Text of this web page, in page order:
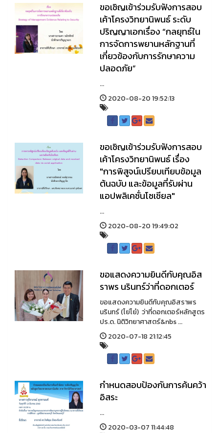
ขอเชิญเข้าร่วมรับฟังการสอบ
เค้าโครงวิทยานิพนธ์ ระดับ
ปริญญาเอกเรื่อง “กลยุทธ์ใน
การจัดการพยานหลักฐานที่
เกี่ยวข้องกับการรักษาความ
ปลอดภัย”
...
2020-08-20 19:52:13
ขอเชิญเข้าร่วมรับฟังการสอบ
เค้าโครงวิทยานิพนธ์ เรื่อง
"การพิสูจน์เปรียบเทียบข้อมูล
ต้นฉบับ และข้อมูลที่รับผ่าน
แอปพลิเคชั่นโซเชียล"
...
2020-08-20 19:49:02
ขอแสดงความยินดีกับคุณ​อิส
ราพร​ นรินทร์​ ว่าที่ดอกเตอร์
ขอแสดงความยินดีกับคุณอิสราพร
นรินทร์ (โย่โย๋) ว่าที่ดอกเตอร์หลักสูตร
ปร.ด. นิติวิทยาศาสตร์&nbs ...
2020-07-18 21:12:45
กำหนดสอบป้องกันการค้นคว้า
อิสระ
...
2020-03-07 11:44:48